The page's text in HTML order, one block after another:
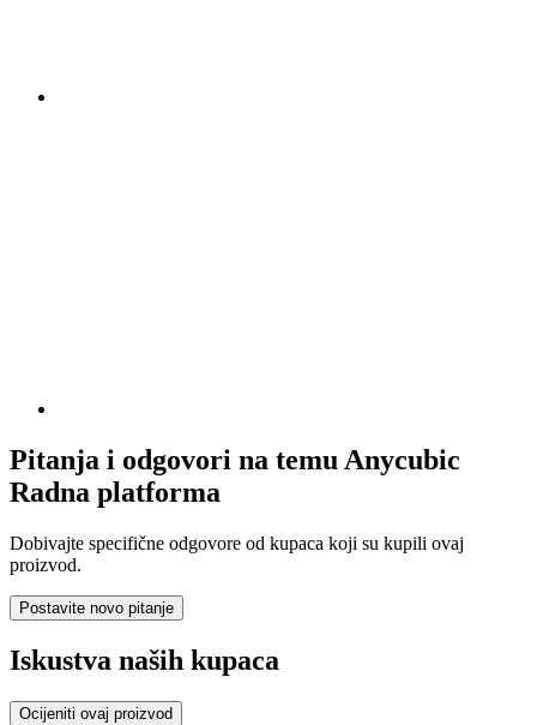
Pitanja i odgovori na temu Anycubic
Radna platforma
Dobivajte specifične odgovore od kupaca koji su kupili ovaj
proizvod.
Postavite novo pitanje
Iskustva naših kupaca
Ocijeniti ovaj proizvod